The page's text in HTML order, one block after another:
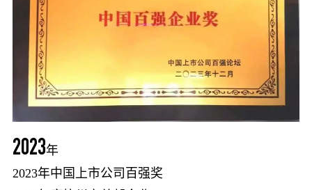
2023年
2023年中国上市公司百强奖